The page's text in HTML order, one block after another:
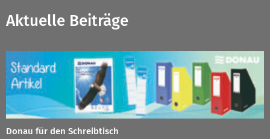
Aktuelle Beiträge
Donau für den Schreibtisch